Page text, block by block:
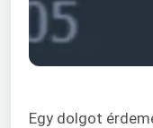
Egy dolgot